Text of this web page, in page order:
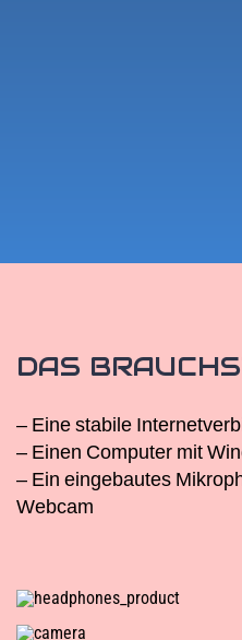
DAS
– Eine stabile
– Einen Computer mit
– Ein eingebautes
Webcam